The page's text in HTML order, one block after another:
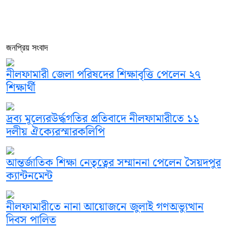
জনপ্রিয় সংবাদ
নীলফামারী জেলা পরিষদের শিক্ষাবৃত্তি পেলেন ২৭
শিক্ষার্থী
দ্রব্য মূল্যেরউর্দ্ধগতির প্রতিবাদে নীলফামারীতে ১১
দলীয় ঐক্যেরস্মারকলিপি
আন্তর্জাতিক শিক্ষা নেতৃত্বের সম্মাননা পেলেন সৈয়দপুর
ক্যান্টনমেন্ট
নীলফামারীতে নানা আয়োজনে জুলাই গণঅভ্যুত্থান
দিবস পালিত